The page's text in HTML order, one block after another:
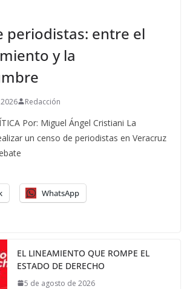
periodistas: entre el
y la
Redacción
Por: Miguel Ángel Cristiani La
un censo de periodistas en Veracruz
WhatsApp
EL LINEAMIENTO QUE ROMPE EL
ESTADO DE DERECHO
5 de agosto de 2026